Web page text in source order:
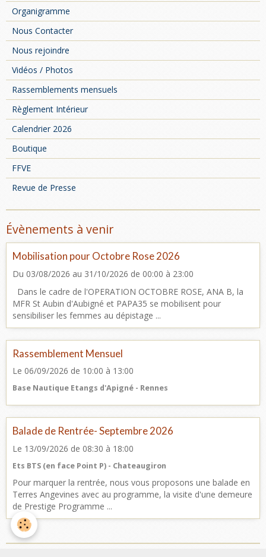
Organigramme
Nous Contacter
Nous rejoindre
Vidéos / Photos
Rassemblements mensuels
Règlement Intérieur
Calendrier 2026
Boutique
FFVE
Revue de Presse
Évènements à venir
Mobilisation pour Octobre Rose 2026
Du 03/08/2026 au 31/10/2026 de 00:00 à 23:00
Dans le cadre de l'OPERATION OCTOBRE ROSE, ANA B, la
MFR St Aubin d'Aubigné et PAPA35 se mobilisent pour
sensibiliser les femmes au dépistage ...
Rassemblement Mensuel
Le 06/09/2026 de 10:00 à 13:00
Base Nautique Etangs d'Apigné - Rennes
Balade de Rentrée- Septembre 2026
Le 13/09/2026 de 08:30 à 18:00
Ets BTS (en face Point P) - Chateaugiron
Pour marquer la rentrée, nous vous proposons une balade en
Terres Angevines avec au programme, la visite d'une demeure
de Prestige Programme ...